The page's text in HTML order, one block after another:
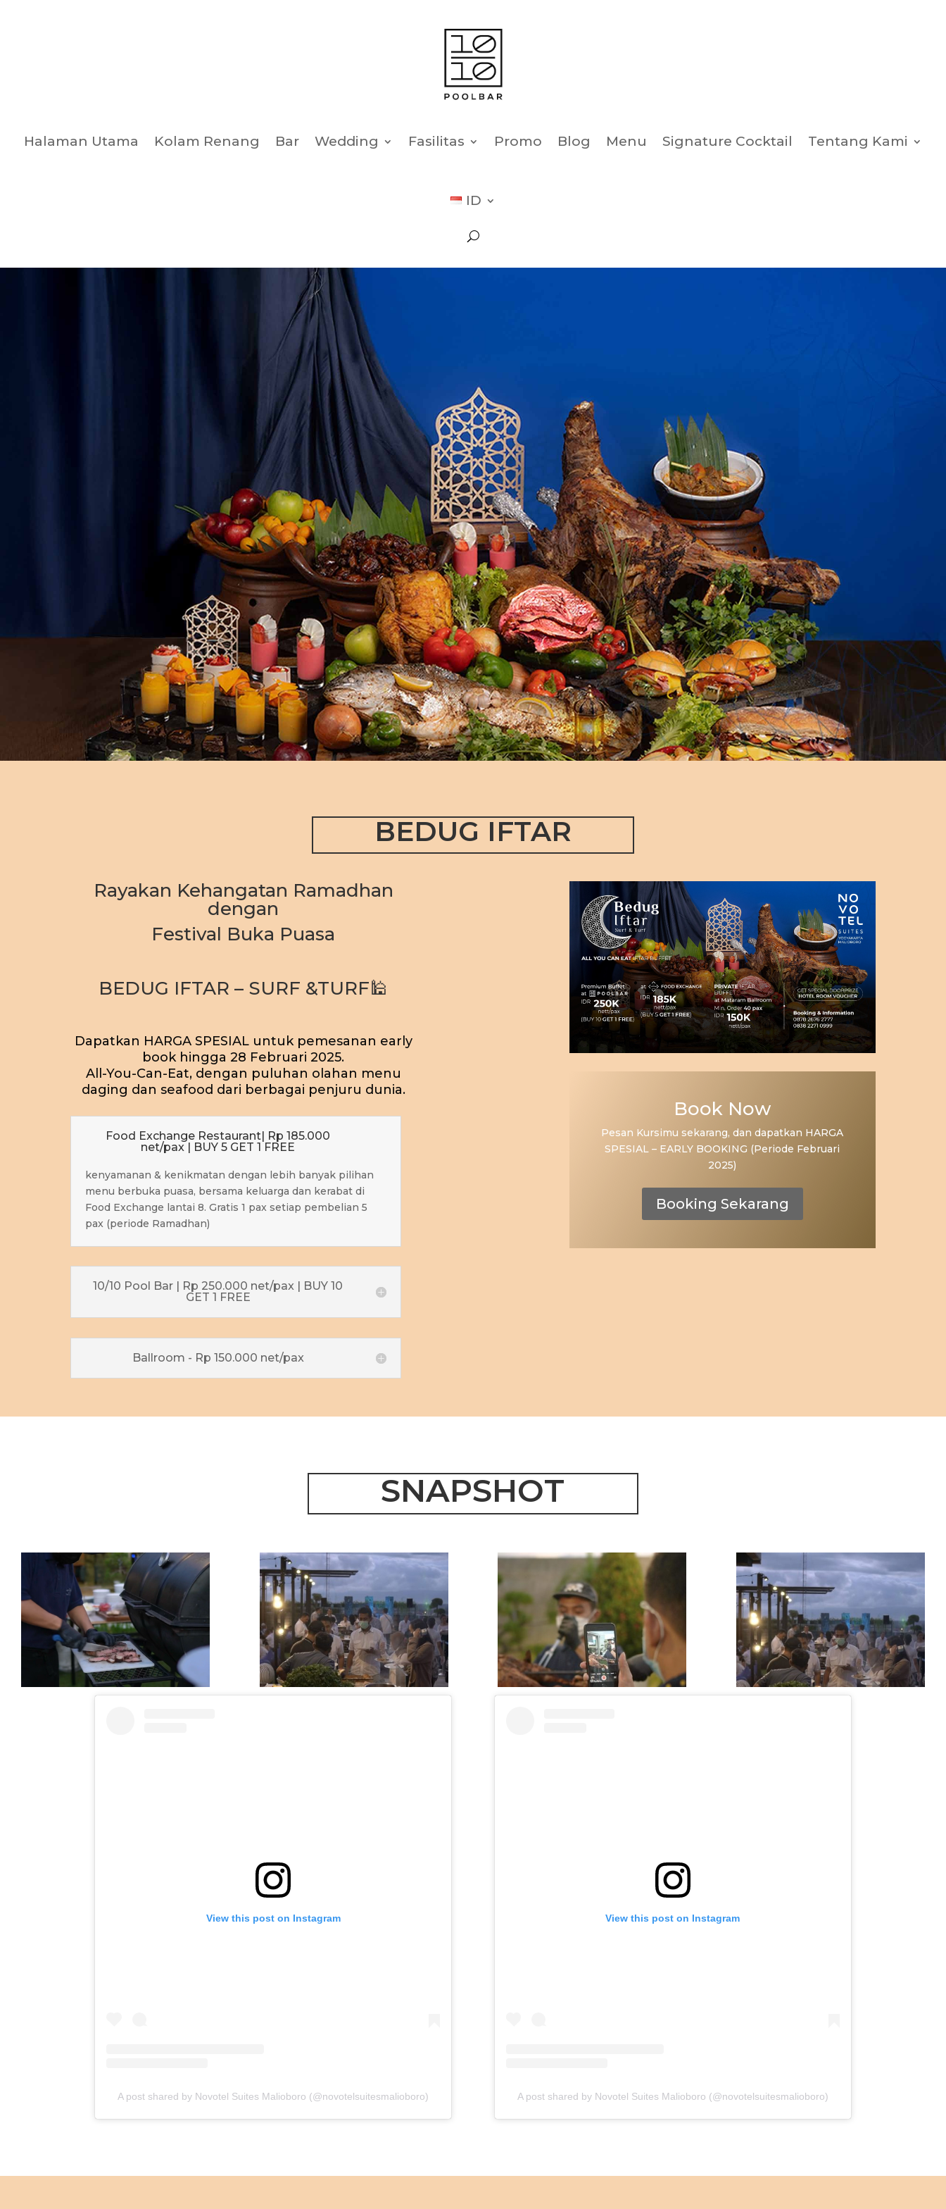
Halaman Utama Kolam Renang Bar Wedding Fasilitas Promo Blog Menu Signature Cocktail Tentang Kami
ID
BEDUG IFTAR
Rayakan Kehangatan Ramadhan
dengan
Festival Buka Puasa
BEDUG IFTAR – SURF &TURF🕌
Dapatkan HARGA SPESIAL untuk pemesanan early
book hingga 28 Februari 2025.
All-You-Can-Eat, dengan puluhan olahan menu
daging dan seafood dari berbagai penjuru dunia.
Food Exchange Restaurant| Rp 185.000
net/pax | BUY 5 GET 1 FREE
kenyamanan & kenikmatan dengan lebih banyak pilihan
menu berbuka puasa, bersama keluarga dan kerabat di
Food Exchange lantai 8. Gratis 1 pax setiap pembelian 5
pax (periode Ramadhan)
10/10 Pool Bar | Rp 250.000 net/pax | BUY 10
GET 1 FREE
Ballroom - Rp 150.000 net/pax
Book Now
Pesan Kursimu sekarang, dan dapatkan HARGA
SPESIAL – EARLY BOOKING (Periode Februari
2025)
Booking Sekarang
SNAPSHOT
View this post on Instagram
A post shared by Novotel Suites Malioboro (@novotelsuitesmalioboro)
View this post on Instagram
A post shared by Novotel Suites Malioboro (@novotelsuitesmalioboro)